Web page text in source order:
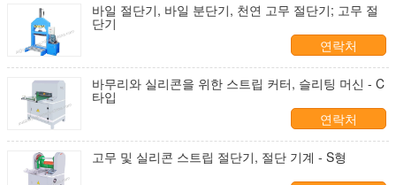
바일 절단기, 바일 분단기, 천연 고무 절단기; 고무 절
단기
연락처
바무리와 실리콘을 위한 스트립 커터, 슬리팅 머신 - C
타입
연락처
고무 및 실리콘 스트립 절단기, 절단 기계 - S형